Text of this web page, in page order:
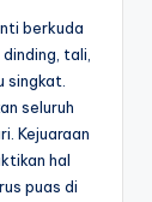
berkuda
tali,
singkat.
seluruh
Kejuaraan
hal
puas di